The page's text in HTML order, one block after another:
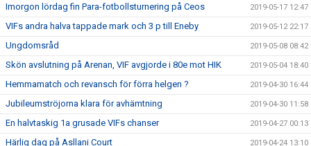
Imorgon lördag fin Para-fotbollsturnering på Ceos 2019-05-17 12:47
VIFs andra halva tappade mark och 3 p till Eneby 2019-05-12 22:17
Ungdomsråd 2019-05-08 08:42
Skön avslutning på Arenan, VIF avgjorde i 80e mot HIK 2019-05-04 18:40
Hemmamatch och revansch för förra helgen ? 2019-04-30 16:44
Jubileumströjorna klara för avhämtning 2019-04-30 11:58
En halvtaskig 1a grusade VIFs chanser 2019-04-27 00:13
Härlig dag på Asllani Court 2019-04-24 13:10